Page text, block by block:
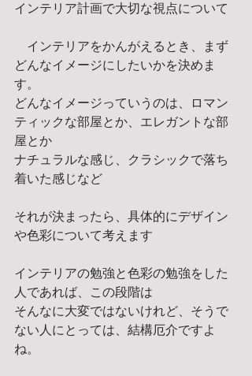
インテリア計画で大切な視点について
インテリアをかんがえるとき、まず
どんなイメージにしたいかを決めま
す。
どんなイメージっていうのは、ロマン
ティックな部屋とか、エレガントな部
屋とか
ナチュラルな感じ、クラシックで落ち
着いた感じなど
それが決まったら、具体的にデザイン
や色彩について考えます
インテリアの勉強と色彩の勉強をした
人であれば、この段階は
そんなに大変ではないけれど、そうで
ない人にとっては、結構厄介ですよ
ね。